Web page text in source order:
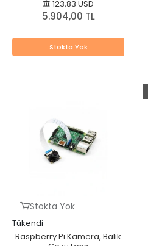
123,83 USD
5.904,00 TL
Stokta Yok
Stokta Yok
Tükendi
Raspberry Pi Kamera, Balık